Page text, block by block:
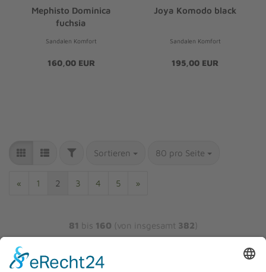
Mephisto Dominica
fuchsia
Sandalen Komfort
160,00 EUR
Joya Komodo black
Sandalen Komfort
195,00 EUR
Sortieren 80 pro Seite
« 1 2 3 4 5 »
81 bis 160 (von insgesamt 382)